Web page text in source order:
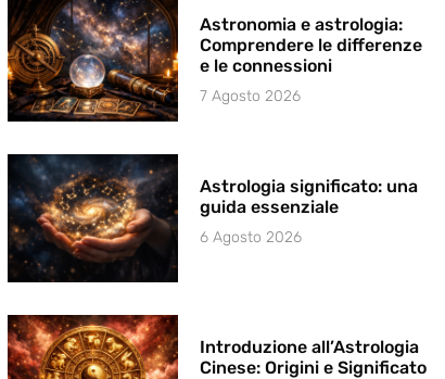
Astronomia e astrologia:
Comprendere le differenze
e le connessioni
7 Agosto 2026
Astrologia significato: una
guida essenziale
6 Agosto 2026
Introduzione all’Astrologia
Cinese: Origini e Significato